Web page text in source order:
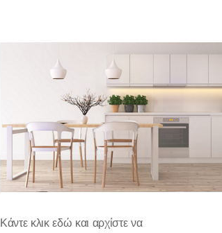
Κάντε κλικ εδώ και αρχίστε να